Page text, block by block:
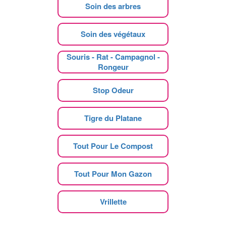
Soin des arbres
Soin des végétaux
Souris - Rat - Campagnol -
Rongeur
Stop Odeur
Tigre du Platane
Tout Pour Le Compost
Tout Pour Mon Gazon
Vrillette